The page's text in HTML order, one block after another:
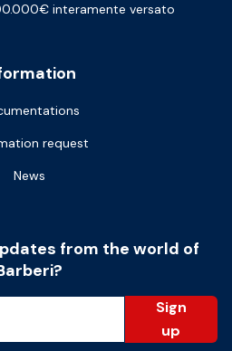
request
News
interamente versato
from the world of
Sign
up